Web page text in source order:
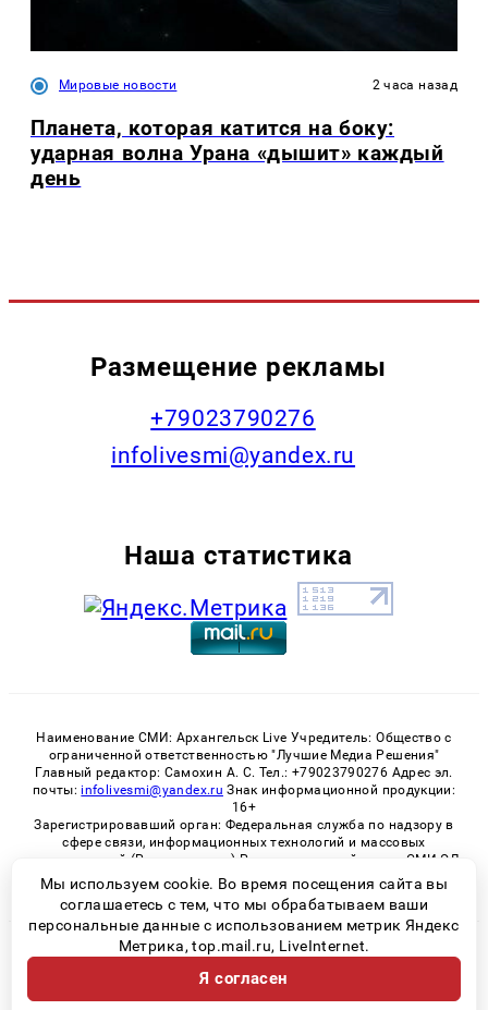
Мировые новости 2 часа назад
Планета, которая катится на боку:
ударная волна Урана «дышит» каждый
день
Размещение рекламы
+79023790276
infolivesmi@yandex.ru
Наша статистика
Наименование СМИ: Архангельск Live Учредитель: Общество с
ограниченной ответственностью "Лучшие Медиа Решения"
Главный редактор: Самохин А. С. Тел.: +79023790276 Адрес эл.
почты: infolivesmi@yandex.ru Знак информационной продукции:
16+
Зарегистрировавший орган: Федеральная служба по надзору в
сфере связи, информационных технологий и массовых
коммуникаций (Роскомнадзор) Регистрационный номер СМИ ЭЛ
№ ФС 77 - 82533 от 21.01.2022
© 2026 «Архангельск Live» | Все права защищены
Возрастная категория сайта 16+
Политика конфиденциальности
Мы используем cookie. Во время посещения сайта вы
соглашаетесь с тем, что мы обрабатываем ваши
персональные данные с использованием метрик Яндекс
Метрика, top.mail.ru, LiveInternet.
Я согласен